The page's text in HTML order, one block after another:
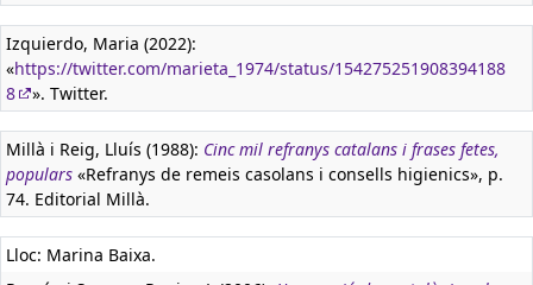
Izquierdo, Maria (2022):
«https://twitter.com/marieta_1974/status/154275251908394188
8
». Twitter.
Millà i Reig, Lluís (1988): Cinc mil refranys catalans i frases fetes,
populars «Refranys de remeis casolans i consells higienics», p.
74. Editorial Millà.
Lloc: Marina Baixa.